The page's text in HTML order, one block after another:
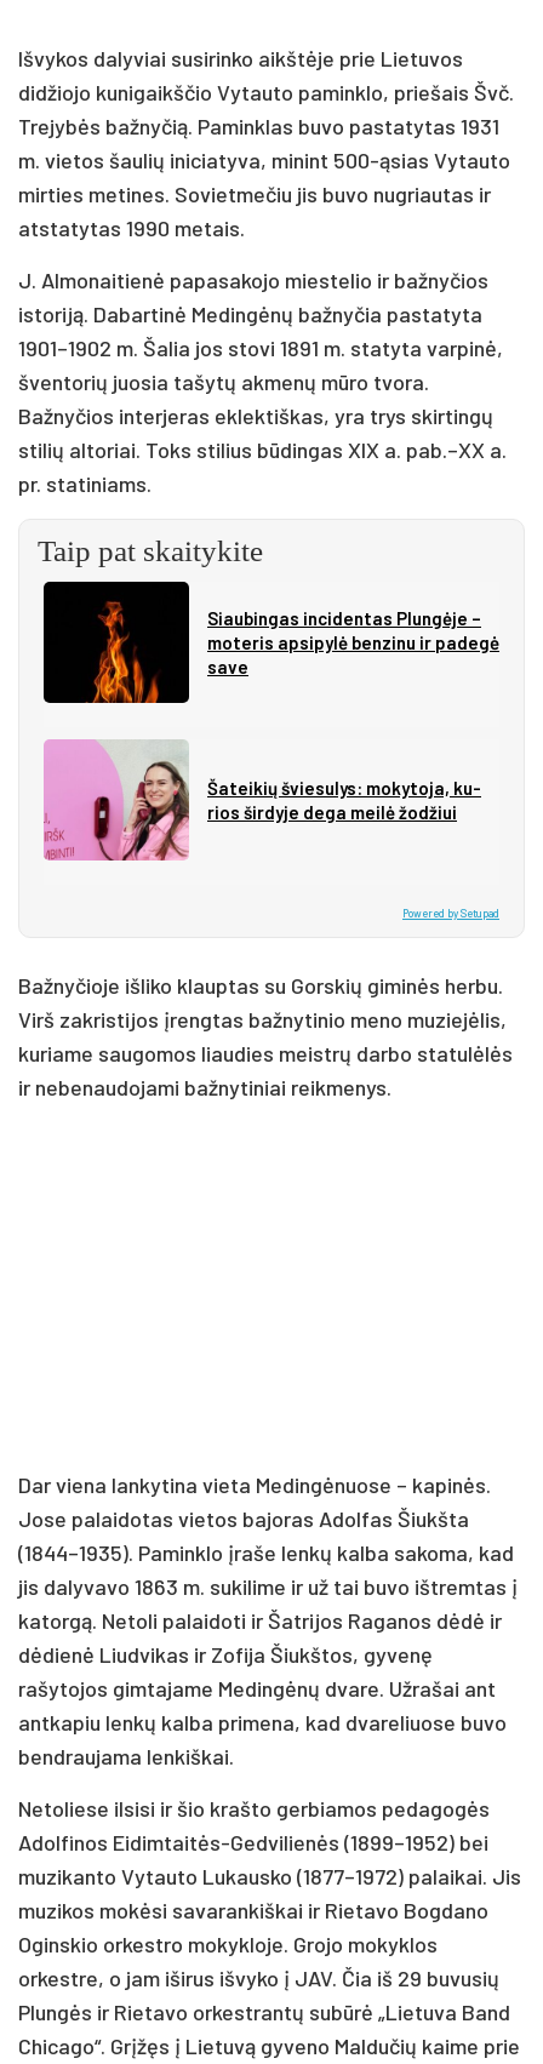
Išvykos dalyviai susirinko aikštėje prie Lietuvos
didžiojo kunigaikščio Vytauto paminklo, priešais Švč.
Trejybės bažnyčią. Paminklas buvo pastatytas 1931
m. vietos šaulių iniciatyva, minint 500-ąsias Vytauto
mirties metines. Sovietmečiu jis buvo nugriautas ir
atstatytas 1990 metais.
J. Almonaitienė papasakojo miestelio ir bažnyčios
istoriją. Dabartinė Medingėnų bažnyčia pastatyta
1901–1902 m. Šalia jos stovi 1891 m. statyta varpinė,
šventorių juosia tašytų akmenų mūro tvora.
Bažnyčios interjeras eklektiškas, yra trys skirtingų
stilių altoriai. Toks stilius būdingas XIX a. pab.–XX a.
pr. statiniams.
Taip pat skaitykite
Siau­bin­gas in­ci­den­tas Plun­gė­je –
mo­te­ris ap­si­py­lė ben­zi­nu ir pa­de­gė
sa­ve
Ša­tei­kių švie­su­lys: mo­ky­to­ja, ku­
rios šir­dy­je de­ga mei­lė žo­džiui
Powered by Setupad
Bažnyčioje išliko klauptas su Gorskių giminės herbu.
Virš zakristijos įrengtas bažnytinio meno muziejėlis,
kuriame saugomos liaudies meistrų darbo statulėlės
ir nebenaudojami bažnytiniai reikmenys.
Dar viena lankytina vieta Medingėnuose – kapinės.
Jose palaidotas vietos bajoras Adolfas Šiukšta
(1844–1935). Paminklo įraše lenkų kalba sakoma, kad
jis dalyvavo 1863 m. sukilime ir už tai buvo ištremtas į
katorgą. Netoli palaidoti ir Šatrijos Raganos dėdė ir
dėdienė Liudvikas ir Zofija Šiukštos, gyvenę
rašytojos gimtajame Medingėnų dvare. Užrašai ant
antkapiu lenkų kalba primena, kad dvareliuose buvo
bendraujama lenkiškai.
Netoliese ilsisi ir šio krašto gerbiamos pedagogės
Adolfinos Eidimtaitės-Gedvilienės (1899–1952) bei
muzikanto Vytauto Lukausko (1877–1972) palaikai. Jis
muzikos mokėsi savarankiškai ir Rietavo Bogdano
Oginskio orkestro mokykloje. Grojo mokyklos
orkestre, o jam iširus išvyko į JAV. Čia iš 29 buvusių
Plungės ir Rietavo orkestrantų subūrė „Lietuva Band
Chicago“. Grįžęs į Lietuvą gyveno Maldučių kaime prie